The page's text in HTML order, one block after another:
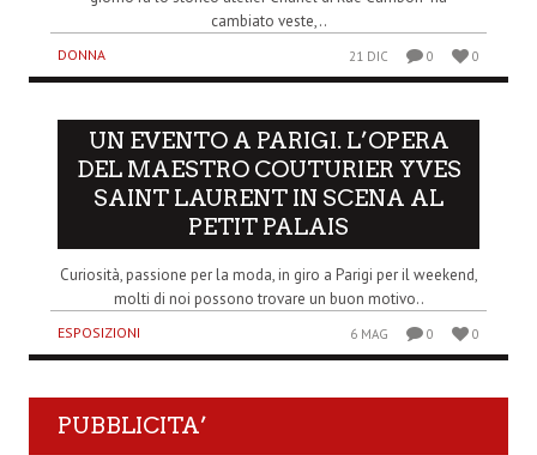
cambiato veste,..
DONNA 21 DIC 0 0
UN EVENTO A PARIGI. L’OPERA
DEL MAESTRO COUTURIER YVES
SAINT LAURENT IN SCENA AL
PETIT PALAIS
Curiosità, passione per la moda, in giro a Parigi per il weekend,
molti di noi possono trovare un buon motivo..
ESPOSIZIONI 6 MAG 0 0
PUBBLICITA’